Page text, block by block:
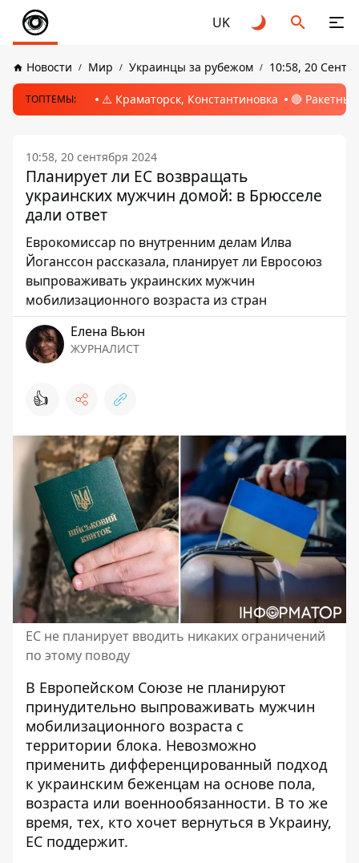
UK
Новости Мир Украинцы за рубежом 10:58, 20
ТОПТЕМЫ: ⚠️ Краматорск, Константиновка 🔴
10:58, 20 сентября 2024
Планирует ли ЕС возвращать
украинских мужчин домой: в Брюсселе
дали ответ
Еврокомиссар по внутренним делам Илва
Йоганссон рассказала, планирует ли Евросоюз
выпроваживать украинских мужчин
мобилизационного возраста из стран
Елена Вьюн
ЖУРНАЛИСТ
👍
ЕС не планирует вводить никаких ограничений
по этому поводу
В Европейском Союзе не планируют
принудительно выпроваживать мужчин
мобилизационного возраста с
территории блока. Невозможно
применить дифференцированный подход
к украинским беженцам на основе пола,
возраста или военнообязанности. В то же
время, тех, кто хочет вернуться в Украину,
ЕС поддержит.